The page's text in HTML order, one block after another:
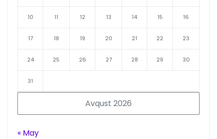
Avqust 2026
10 11 12 13 14 15 16
17 18 19 20 21 22 23
24 25 26 27 28 29 30
31
« May